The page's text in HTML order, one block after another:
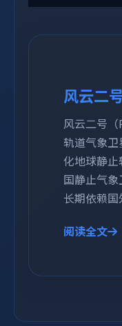
风云二
风云二号
轨道气象卫
化地球静止
国静止气
长期依赖国
阅读全文